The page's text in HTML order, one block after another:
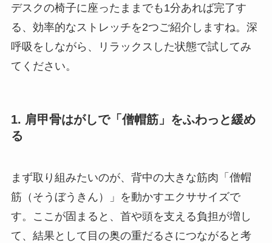
デスクの椅子に座ったままでも1分あれば完了す
る、効率的なストレッチを2つご紹介しますね。深
呼吸をしながら、リラックスした状態で試してみ
てください。
1. 肩甲骨はがしで「僧帽筋」をふわっと緩め
る
まず取り組みたいのが、背中の大きな筋肉「僧帽
筋（そうぼうきん）」を動かすエクササイズで
す。ここが固まると、首や頭を支える負担が増し
て、結果として目の奥の重だるさにつながると考